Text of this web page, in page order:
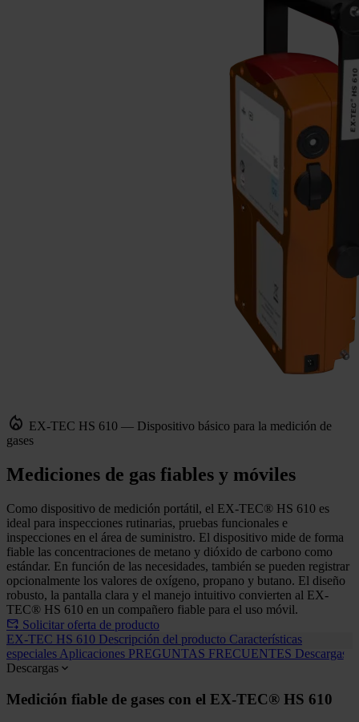
EX-TEC HS 610 — Dispositivo básico para la medición de
gases
Mediciones de gas fiables y móviles
Como dispositivo de medición portátil, el EX-TEC® HS 610 es
ideal para inspecciones rutinarias, pruebas funcionales e
inspecciones en el área de suministro. El dispositivo mide de forma
fiable las concentraciones de metano y dióxido de carbono como
estándar. En función de las necesidades, también se pueden registrar
opcionalmente los valores de oxígeno, propano y butano. El diseño
robusto, la pantalla clara y el manejo intuitivo convierten al EX-
TEC® HS 610 en un compañero fiable para el uso móvil.
Solicitar oferta de producto
EX-TEC HS 610 Descripción del producto Características
especiales Aplicaciones PREGUNTAS FRECUENTES Descargas
Descargas
Medición fiable de gases con el EX-TEC® HS 610